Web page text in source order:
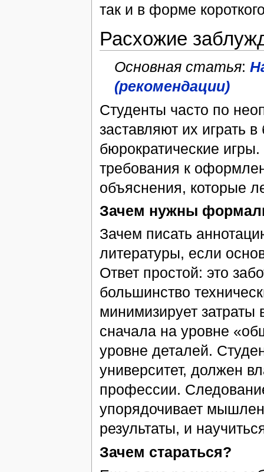
так и в форме
Расхожие
Основная статья:
(рекомендации)
Студенты часто по
заставляют их играть
бюрократические
требования к
объяснения, которые
Зачем нужны
Зачем писать
литературы, если
Ответ простой: это
большинство
минимизирует затраты
сначала на уровне
уровне деталей.
университет, должен
профессии.
упорядочивает
результаты, и
Зачем стараться?